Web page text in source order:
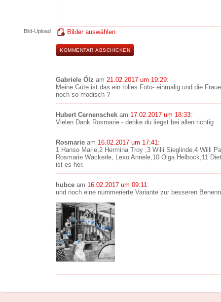
Bild-Upload Bilder auswählen
Gabriele Ölz am 21.02.2017 um 19:29:
Meine Güte ist das ein tolles Foto- einmalig und die
noch so modisch ?
Hubert Cernenschek am 17.02.2017 um 18:33:
Vielen Dank Rosmarie - denke du liegst bei allen richtig
Rosmarie am 16.02.2017 um 17:41:
1 Hanso Marie,2 Hermina Troy ,3 Willi Sieglinde,4 Willi
Rosmarie Wackerle, Lexo Annele,10 Olga Helbock,11
ist es her.
hubce am 16.02.2017 um 09:11:
und noch eine nummerierte Variante zur besseren